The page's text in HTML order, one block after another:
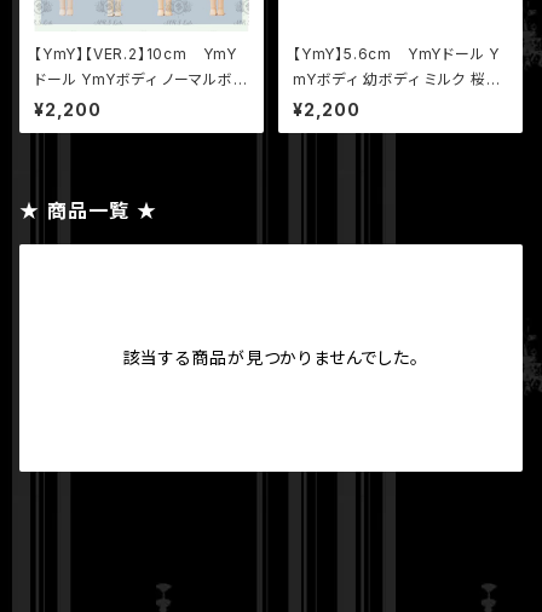
【YmY】【VER.2】10cm YmY
ドール YmYボディ ノーマルボデ
ィ ミルク 桜ピンク ホワイト ピュ
アホワイト
¥2,200
【YmY】5.6cm YmYドール Y
mYボディ 幼ボディ ミルク 桜ピ
ンク ホワイト
¥2,200
★ 商品一覧 ★
該当する商品が見つかりませんでした。